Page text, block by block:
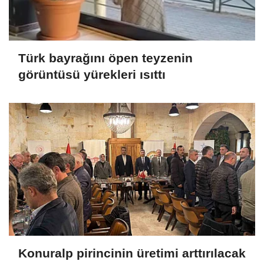
Türk bayrağını öpen teyzenin
görüntüsü yürekleri ısıttı
Konuralp pirincinin üretimi arttırılacak